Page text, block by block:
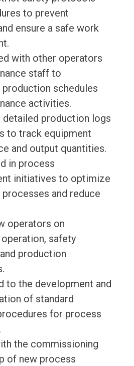
to prevent
ensure a safe work
with other operators
staff to
schedules
activities.
detailed production logs
to track equipment
and output quantities.
in process
initiatives to optimize
and reduce
operators on
safety
production
to the development and
of standard
for process
the commissioning
of new process